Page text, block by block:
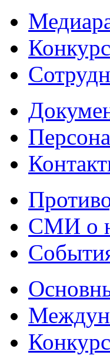
СМИ о